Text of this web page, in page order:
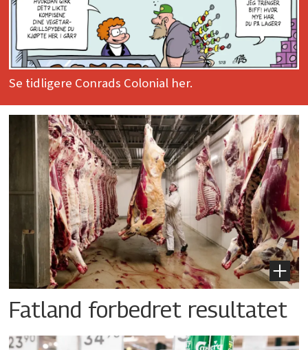
Se tidligere Conrads Colonial her.
Fatland forbedret resultatet